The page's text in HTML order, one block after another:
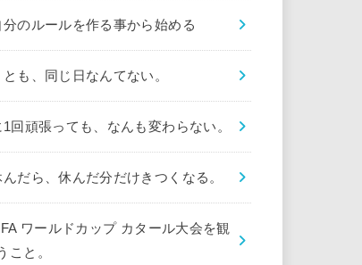
分のルールを作る事から始める
も、同じ日なんてない。
回頑張っても、なんも変わらない。
だら、休んだ分だけきつくなる。
ワールドカップ カタール大会を観
こと。